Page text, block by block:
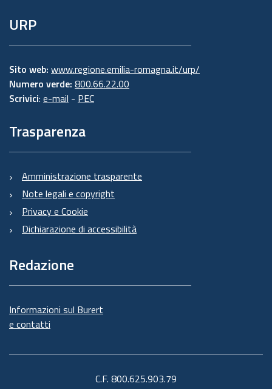
URP
Sito web: www.regione.emilia-romagna.it/urp/
Numero verde: 800.66.22.00
Scrivici: e-mail - PEC
Trasparenza
Amministrazione trasparente
Note legali e copyright
Privacy e Cookie
Dichiarazione di accessibilità
Redazione
Informazioni sul Burert
e contatti
C.F. 800.625.903.79